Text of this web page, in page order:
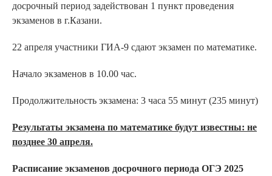
досрочный период задействован 1 пункт проведения
экзаменов в г.Казани.
22 апреля участники ГИА-9 сдают экзамен по математике.
Начало экзаменов в 10.00 час.
Продолжительность экзамена: 3 часа 55 минут (235 минут)
Результаты экзамена по математике будут известны: не
позднее 30 апреля.
Расписание экзаменов досрочного периода ОГЭ 2025